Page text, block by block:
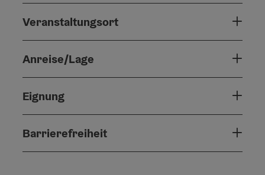
Veranstaltungsort
Anreise/Lage
Eignung
Barrierefreiheit